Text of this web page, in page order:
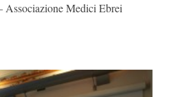
Associazione Medici Ebrei